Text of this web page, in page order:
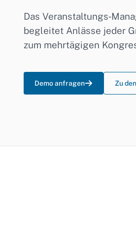
Das
begleitet Anlässe jeder
zum mehrtägigen
Demo anfragen Zu